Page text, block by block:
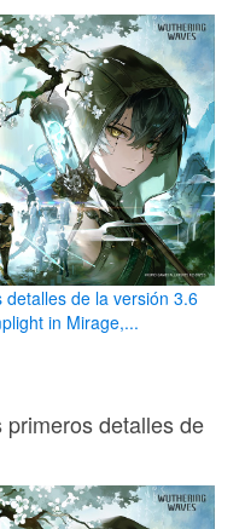
de la versión 3.6
in Mirage,...
detalles de